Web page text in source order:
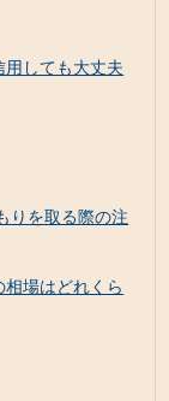
用しても大丈夫
りを取る際の注
相場はどれくら